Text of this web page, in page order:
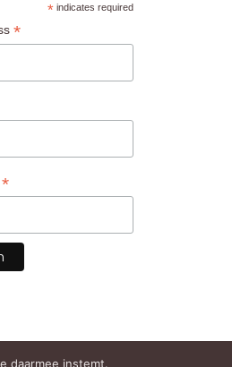
* indicates required
*
*
daarmee instemt.